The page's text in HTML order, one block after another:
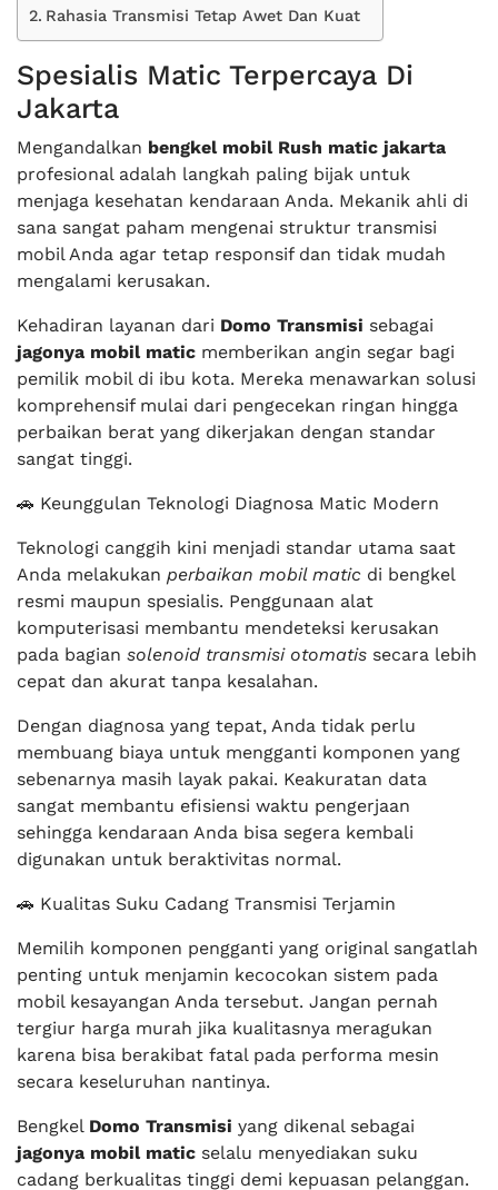
Rahasia Transmisi Tetap Awet Dan Kuat
Spesialis Matic Terpercaya Di
Jakarta
Mengandalkan bengkel mobil Rush matic jakarta
profesional adalah langkah paling bijak untuk
menjaga kesehatan kendaraan Anda. Mekanik ahli di
sana sangat paham mengenai struktur transmisi
mobil Anda agar tetap responsif dan tidak mudah
mengalami kerusakan.
Kehadiran layanan dari Domo Transmisi sebagai
jagonya mobil matic memberikan angin segar bagi
pemilik mobil di ibu kota. Mereka menawarkan solusi
komprehensif mulai dari pengecekan ringan hingga
perbaikan berat yang dikerjakan dengan standar
sangat tinggi.
🚗 Keunggulan Teknologi Diagnosa Matic Modern
Teknologi canggih kini menjadi standar utama saat
Anda melakukan perbaikan mobil matic di bengkel
resmi maupun spesialis. Penggunaan alat
komputerisasi membantu mendeteksi kerusakan
pada bagian solenoid transmisi otomatis secara lebih
cepat dan akurat tanpa kesalahan.
Dengan diagnosa yang tepat, Anda tidak perlu
membuang biaya untuk mengganti komponen yang
sebenarnya masih layak pakai. Keakuratan data
sangat membantu efisiensi waktu pengerjaan
sehingga kendaraan Anda bisa segera kembali
digunakan untuk beraktivitas normal.
🚗 Kualitas Suku Cadang Transmisi Terjamin
Memilih komponen pengganti yang original sangatlah
penting untuk menjamin kecocokan sistem pada
mobil kesayangan Anda tersebut. Jangan pernah
tergiur harga murah jika kualitasnya meragukan
karena bisa berakibat fatal pada performa mesin
secara keseluruhan nantinya.
Bengkel Domo Transmisi yang dikenal sebagai
jagonya mobil matic selalu menyediakan suku
cadang berkualitas tinggi demi kepuasan pelanggan.